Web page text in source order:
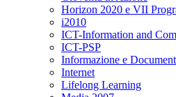
Horizon 2020 e VII
i2010
ICT-Information and
ICT-PSP
Informazione e
Internet
Lifelong Learning